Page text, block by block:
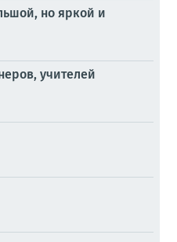
но яркой и
учителей